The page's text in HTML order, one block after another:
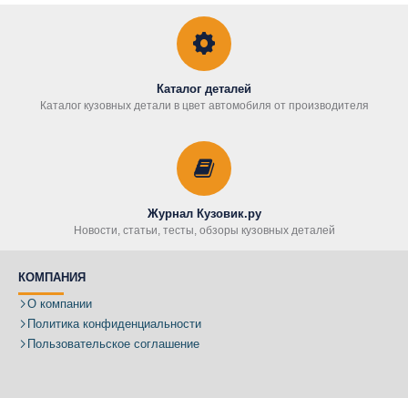
Каталог деталей
Каталог кузовных детали в цвет автомобиля от производителя
Журнал Кузовик.ру
Новости, статьи, тесты, обзоры кузовных деталей
КОМПАНИЯ
О компании
Политика конфиденциальности
Пользовательское соглашение